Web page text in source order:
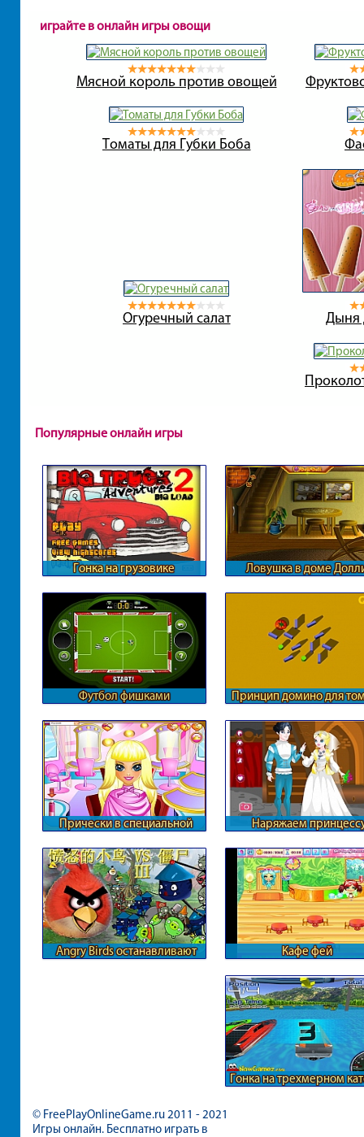
играйте в онлайн игры овощи
Мясной король против овощей
Томаты для Губки Боба
Огуречный салат Дыня
Популярные онлайн игры
Гонка на грузовике Ловушка в доме
Футбол фишками Принцип домино для
Прически в специальной
Наряжаем
Angry Birds останавливают
Кафе фей
Гонка на трехмерном
© FreePlayOnlineGame.ru 2011 - 2021
Игры онлайн. Бесплатно играть в